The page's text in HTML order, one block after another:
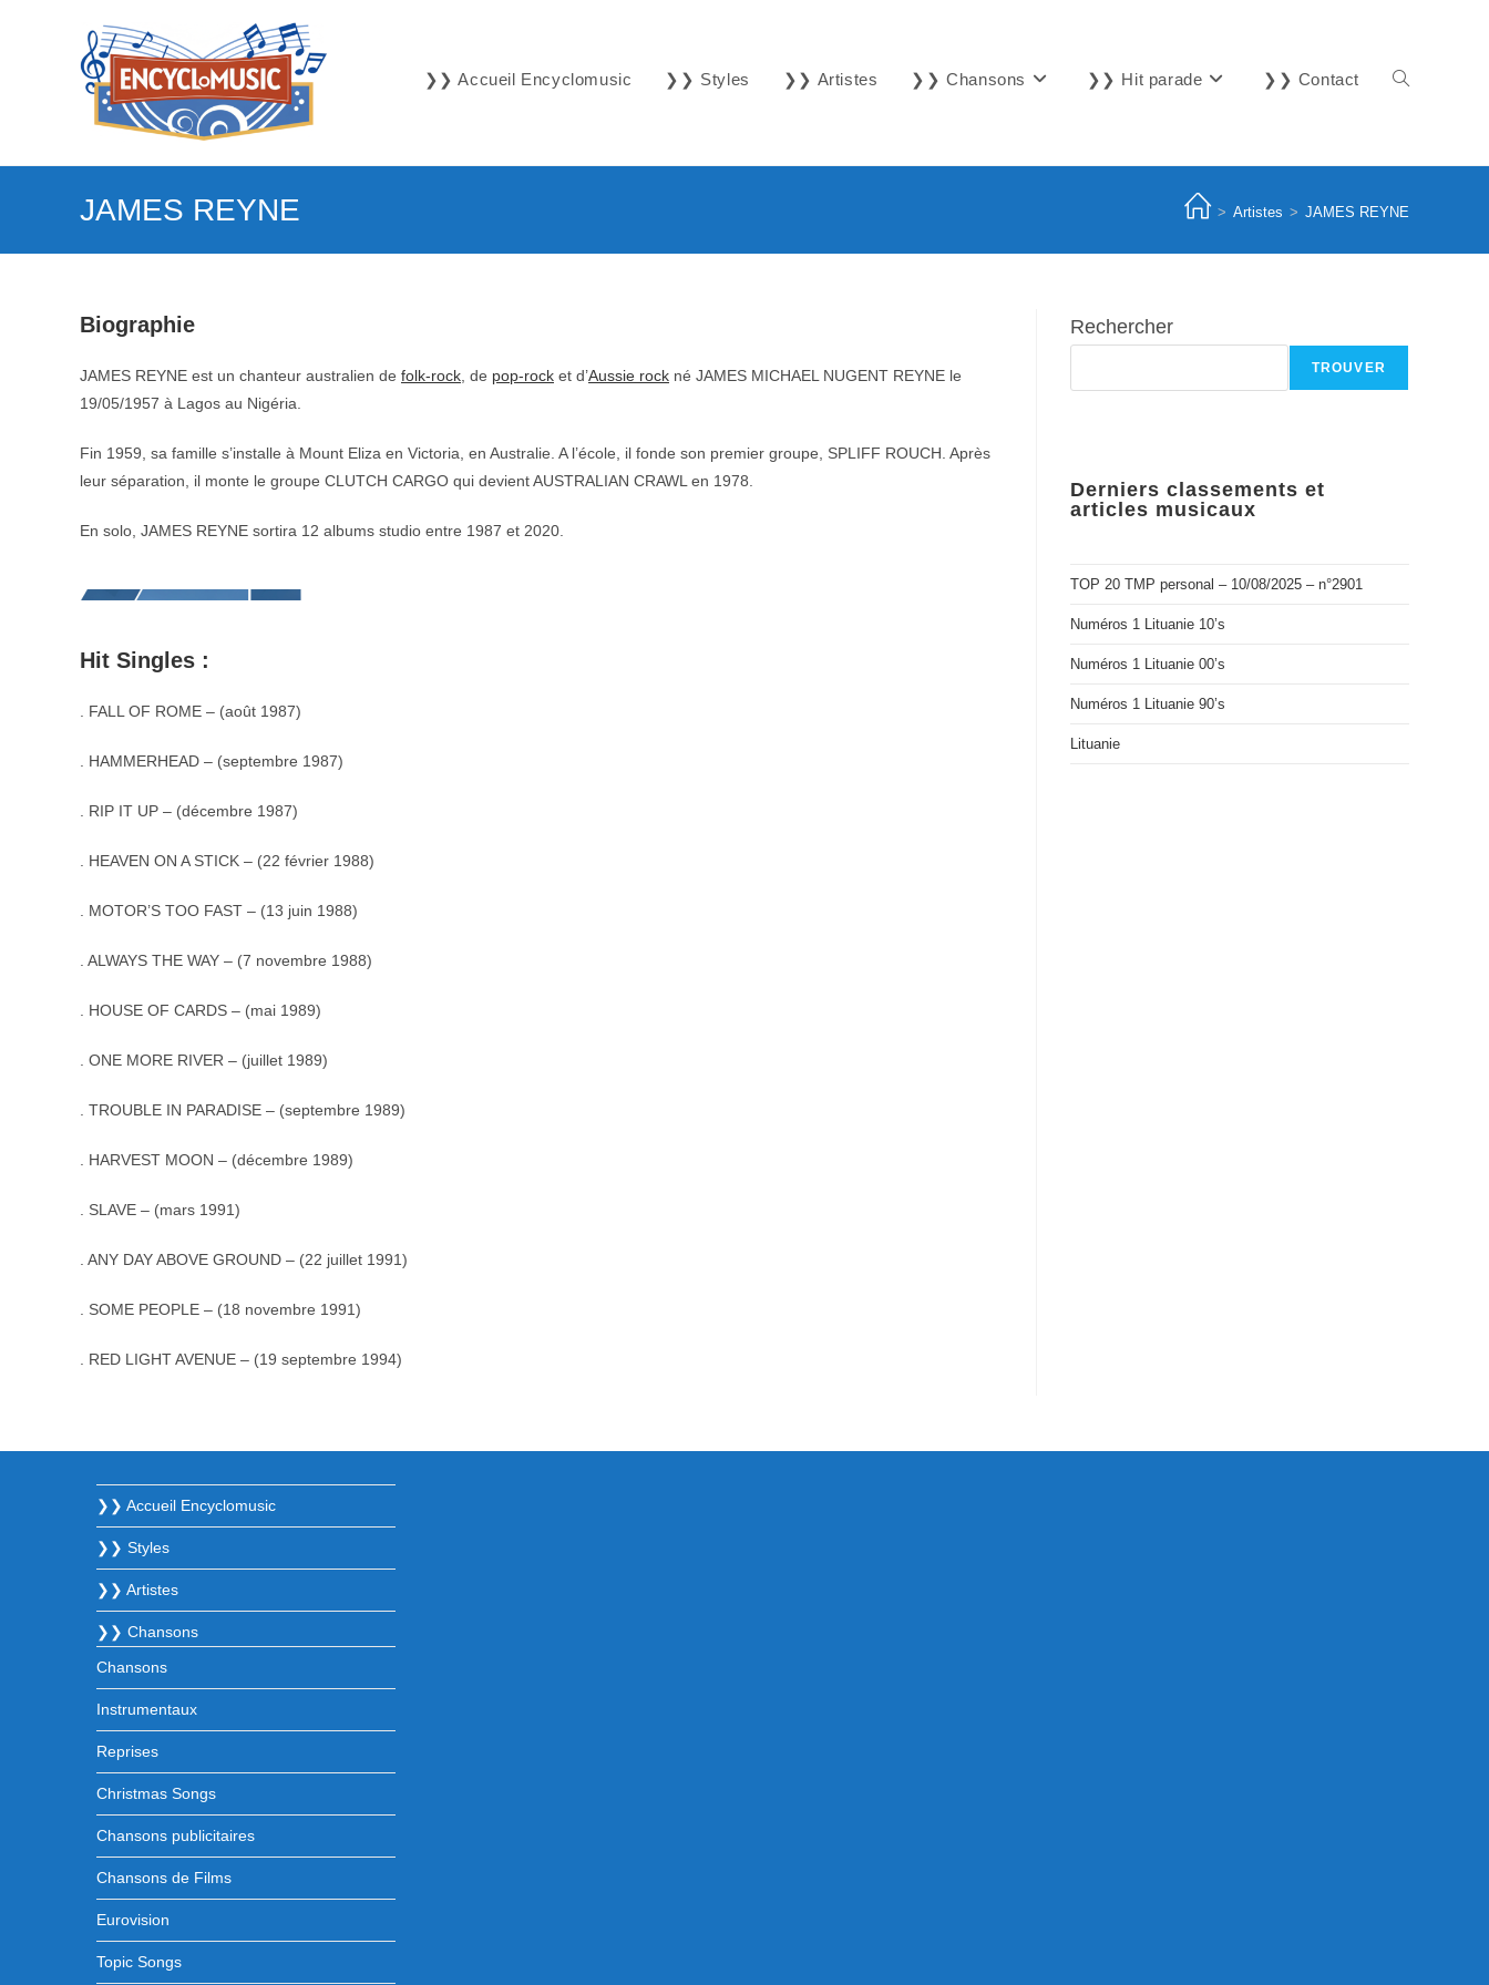
❯❯ Accueil Encyclomusic ❯❯ Styles ❯❯ Artistes ❯❯ Chansons ❯❯ Hit parade ❯❯ Contact Toggle
JAMES REYNE > Artistes > JAMES REYNE
Biographie
JAMES REYNE est un chanteur australien de folk-rock , de pop-rock et d’Aussie rock né JAMES MICHAEL NUGENT REYNE le
19/05/1957 à Lagos au Nigéria.
Fin 1959, sa famille s’installe à Mount Eliza en Victoria, en Australie. A l’école, il fonde son premier groupe, SPLIFF ROUCH. Après
leur séparation, il monte le groupe CLUTCH CARGO qui devient AUSTRALIAN CRAWL en 1978.
En solo, JAMES REYNE sortira 12 albums studio entre 1987 et 2020.
Hit Singles :
. FALL OF ROME – (août 1987)
. HAMMERHEAD – (septembre 1987)
. RIP IT UP – (décembre 1987)
. HEAVEN ON A STICK – (22 février 1988)
. MOTOR’S TOO FAST – (13 juin 1988)
. ALWAYS THE WAY – (7 novembre 1988)
. HOUSE OF CARDS – (mai 1989)
. ONE MORE RIVER – (juillet 1989)
. TROUBLE IN PARADISE – (septembre 1989)
. HARVEST MOON – (décembre 1989)
. SLAVE – (mars 1991)
. ANY DAY ABOVE GROUND – (22 juillet 1991)
. SOME PEOPLE – (18 novembre 1991)
. RED LIGHT AVENUE – (19 septembre 1994)
Rechercher
TROUVER
Derniers classements et
articles musicaux
TOP 20 TMP personal – 10/08/2025 – n°2901
Numéros 1 Lituanie 10’s
Numéros 1 Lituanie 00’s
Numéros 1 Lituanie 90’s
Lituanie
❯❯ Accueil Encyclomusic
❯❯ Styles
❯❯ Artistes
❯❯ Chansons
Chansons
Instrumentaux
Reprises
Christmas Songs
Chansons publicitaires
Chansons de Films
Eurovision
Topic Songs